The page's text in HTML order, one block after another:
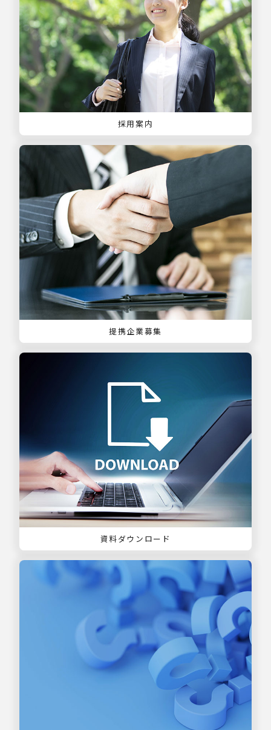
採用案内
提携企業募集
資料ダウンロード